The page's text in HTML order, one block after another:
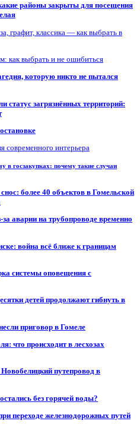
районы закрыты для посещения
графит, классика — как выбрать в
как выбрать и не ошибиться
которую никто не пытался
статус загрязнённых территорий:
современного интерьера
в госзакупках: почему такие случаи
более 40 объектов в Гомельской
аварии на трубопроводе временно
война всё ближе к границам
системы оповещения с
детей продолжают гибнуть в
приговор в Гомеле
что происходит в лесхозах
путепровод в
без горячей воды?
переходе железнодорожных путей